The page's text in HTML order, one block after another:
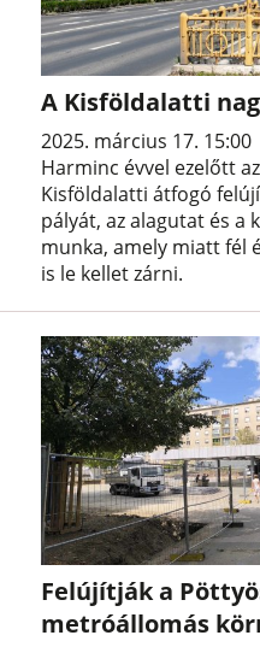
A Kisföldalatti
2025. március 17. 15:00
Harminc évvel ezelőtt
Kisföldalatti átfogó
pályát, az alagutat és a
munka, amely miatt fél
is le kellet zárni.
Felújítják a
metróállomás